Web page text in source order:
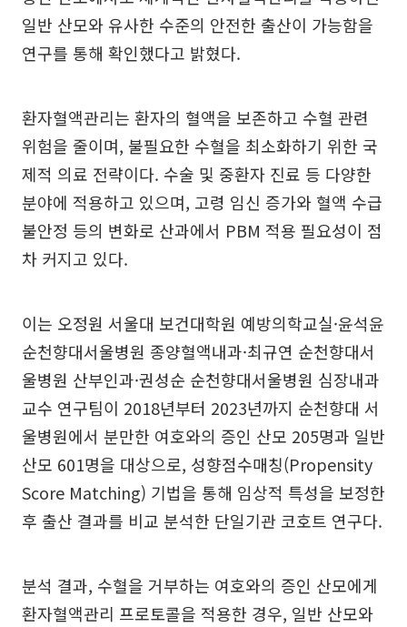
일반 산모와 유사한 수준의 안전한 출산이 가능함을
연구를 통해 확인했다고 밝혔다.
환자혈액관리는 환자의 혈액을 보존하고 수혈 관련
위험을 줄이며, 불필요한 수혈을 최소화하기 위한 국
제적 의료 전략이다. 수술 및 중환자 진료 등 다양한
분야에 적용하고 있으며, 고령 임신 증가와 혈액 수급
불안정 등의 변화로 산과에서 PBM 적용 필요성이 점
차 커지고 있다.
이는 오정원 서울대 보건대학원 예방의학교실·윤석윤
순천향대서울병원 종양혈액내과·최규연 순천향대서
울병원 산부인과·권성순 순천향대서울병원 심장내과
교수 연구팀이 2018년부터 2023년까지 순천향대 서
울병원에서 분만한 여호와의 증인 산모 205명과 일반
산모 601명을 대상으로, 성향점수매칭(Propensity
Score Matching) 기법을 통해 임상적 특성을 보정한
후 출산 결과를 비교 분석한 단일기관 코호트 연구다.
분석 결과, 수혈을 거부하는 여호와의 증인 산모에게
환자혈액관리 프로토콜을 적용한 경우, 일반 산모와